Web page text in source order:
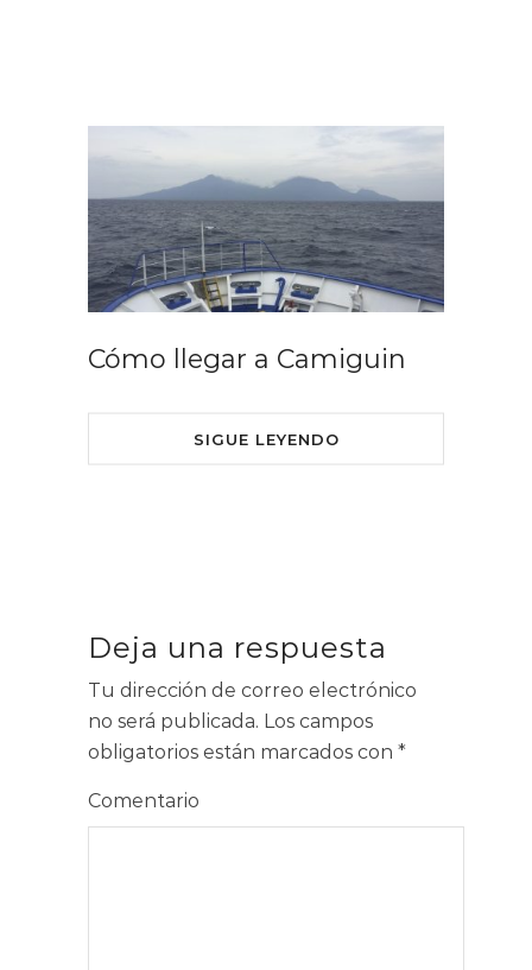
Cómo llegar a Camiguin
SIGUE LEYENDO
Deja una respuesta
Tu dirección de correo electrónico
no será publicada. Los campos
obligatorios están marcados con *
Comentario